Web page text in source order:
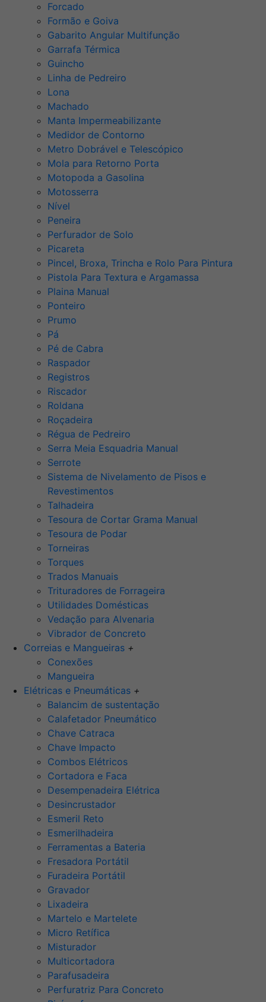
Forcado
Formão e Goiva
Gabarito Angular Multifunção
Garrafa Térmica
Guincho
Linha de Pedreiro
Lona
Machado
Manta Impermeabilizante
Medidor de Contorno
Metro Dobrável e Telescópico
Mola para Retorno Porta
Motopoda a Gasolina
Motosserra
Nível
Peneira
Perfurador de Solo
Picareta
Pincel, Broxa, Trincha e Rolo Para Pintura
Pistola Para Textura e Argamassa
Plaina Manual
Ponteiro
Prumo
Pá
Pé de Cabra
Raspador
Registros
Riscador
Roldana
Roçadeira
Régua de Pedreiro
Serra Meia Esquadria Manual
Serrote
Sistema de Nivelamento de Pisos e
Revestimentos
Talhadeira
Tesoura de Cortar Grama Manual
Tesoura de Podar
Torneiras
Torques
Trados Manuais
Trituradores de Forrageira
Utilidades Domésticas
Vedação para Alvenaria
Vibrador de Concreto
Correias e Mangueiras +
Conexões
Mangueira
Elétricas e Pneumáticas +
Balancim de sustentação
Calafetador Pneumático
Chave Catraca
Chave Impacto
Combos Elétricos
Cortadora e Faca
Desempenadeira Elétrica
Desincrustador
Esmeril Reto
Esmerilhadeira
Ferramentas a Bateria
Fresadora Portátil
Furadeira Portátil
Gravador
Lixadeira
Martelo e Martelete
Micro Retífica
Misturador
Multicortadora
Parafusadeira
Perfuratriz Para Concreto